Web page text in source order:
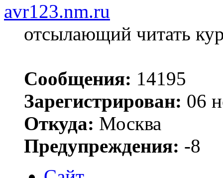
avr123.nm.ru
отсылающий читать
Сообщения: 14195
Зарегистрирован: 06
Откуда: Москва
Предупреждения: -8